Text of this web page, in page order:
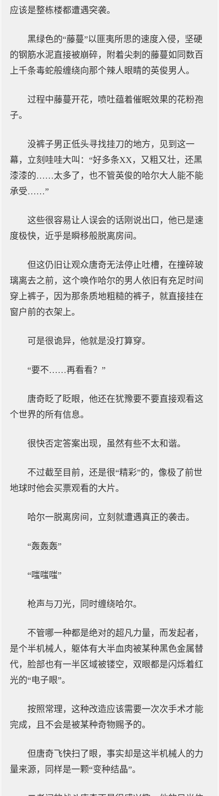
应该是整栋楼都遭遇突袭。
黑绿色的“藤蔓”以匪夷所思的速度入侵，坚硬
的钢筋水泥直接被崩碎，附着尖刺的藤蔓如同数百
上千条毒蛇般缠绕向那个辣人眼睛的英俊男人。
过程中藤蔓开花，喷吐蕴着催眠效果的花粉孢
子。
没裤子男正低头寻找挂刀的地方，见到这一
幕，立刻哇哇大叫：“好多条XX，又粗又壮，还黑
漆漆的……太多了，也不管英俊的哈尔大人能不能
承受……”
这些很容易让人误会的话刚说出口，他已是速
度极快，近乎是瞬移般脱离房间。
但这仍旧让观众唐奇无法停止吐槽，在撞碎玻
璃离去之前，这个唤作哈尔的男人依旧有充足时间
穿上裤子，因为那条质地粗糙的裤子，就直接挂在
窗户前的衣架上。
可是很诡异，他就是没打算穿。
“要不……再看看？”
唐奇眨了眨眼，他还在犹豫要不要直接观看这
个世界的所有信息。
很快否定答案出现，虽然有些不太和谐。
不过截至目前，还是很“精彩”的，像极了前世
地球时他会买票观看的大片。
哈尔一脱离房间，立刻就遭遇真正的袭击。
“轰轰轰”
“嗤嗤嗤”
枪声与刀光，同时缠绕哈尔。
不管哪一种都是绝对的超凡力量，而发起者，
是个半机械人，躯体有大半血肉被某种黑色金属替
代，脸部也有一半区域被镂空，双眼都是闪烁着红
光的“电子眼”。
按照常理，这种改造应该需要一次次手术才能
完成，且不会是被某种奇物赐予的。
但唐奇飞快扫了眼，事实却是这半机械人的力
量来源，同样是一颗“变种结晶”。